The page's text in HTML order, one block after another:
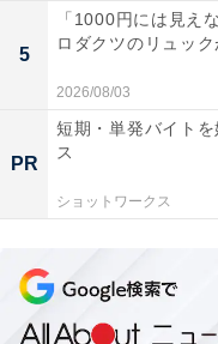
5
「1000円には見え
ロダクツのリュッ
2026/08/03
PR
短期・単発バイト
ス
ショットワークス